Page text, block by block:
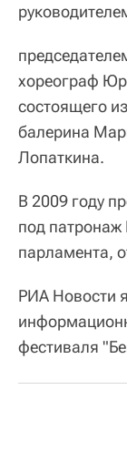
хореограф
состоящего
балерина
Лопаткина.
В 2009 году
под патронаж
парламента,
РИА Новости
фестиваля